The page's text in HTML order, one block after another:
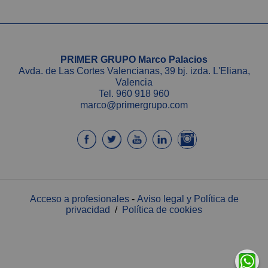
PRIMER GRUPO Marco Palacios
Avda. de Las Cortes Valencianas, 39 bj. izda. L'Eliana,
Valencia
Tel. 960 918 960
marco@primergrupo.com
Acceso a profesionales- Aviso legal y Política de
privacidad / Política de cookies